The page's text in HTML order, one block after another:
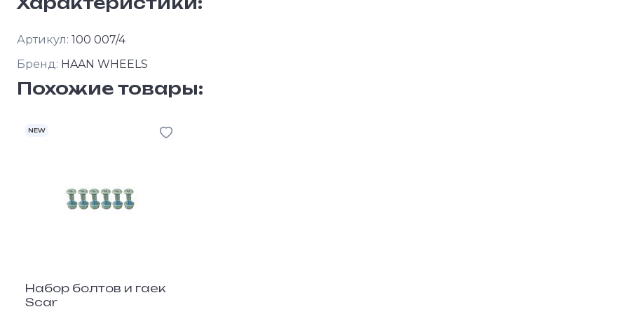
Артикул: 100 007/4
Бренд: HAAN WHEELS
Похожие товары:
Набор болтов и гаек
Scar
NEW